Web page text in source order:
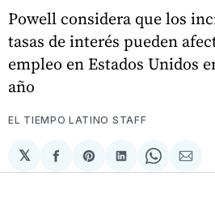
Powell considera que los
tasas de interés pueden
empleo en Estados Unidos
año
EL TIEMPO LATINO STAFF
𝕏
Compartir
en
Share
on
Compartir
en
Share
on
via